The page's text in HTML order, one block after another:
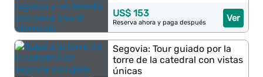
Ver
US$ 153
Reserva ahora y paga después
Segovia: Tour guiado por la
torre de la catedral con vistas
únicas